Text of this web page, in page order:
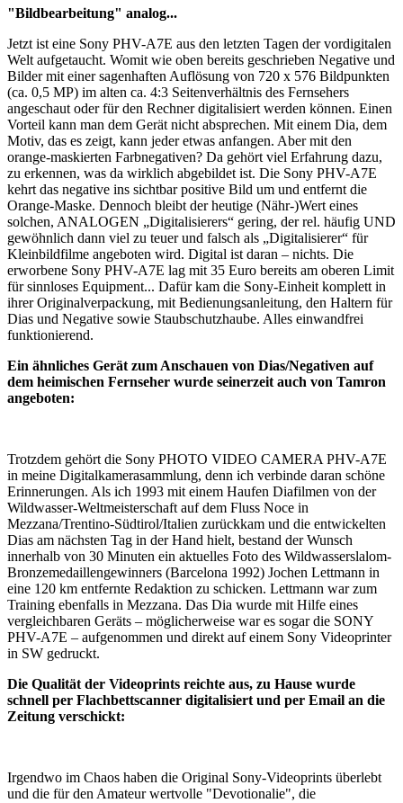
"Bildbearbeitung" analog...
Jetzt ist eine Sony PHV-A7E aus den letzten Tagen der vordigitalen
Welt aufgetaucht. Womit wie oben bereits geschrieben Negative und
Bilder mit einer sagenhaften Auflösung von 720 x 576 Bildpunkten
(ca. 0,5 MP) im alten ca. 4:3 Seitenverhältnis des Fernsehers
angeschaut oder für den Rechner digitalisiert werden können. Einen
Vorteil kann man dem Gerät nicht absprechen. Mit einem Dia, dem
Motiv, das es zeigt, kann jeder etwas anfangen. Aber mit den
orange-maskierten Farbnegativen? Da gehört viel Erfahrung dazu,
zu erkennen, was da wirklich abgebildet ist. Die Sony PHV-A7E
kehrt das negative ins sichtbar positive Bild um und entfernt die
Orange-Maske. Dennoch bleibt der heutige (Nähr-)Wert eines
solchen, ANALOGEN „Digitalisierers“ gering, der rel. häufig UND
gewöhnlich dann viel zu teuer und falsch als „Digitalisierer“ für
Kleinbildfilme angeboten wird. Digital ist daran – nichts. Die
erworbene Sony PHV-A7E lag mit 35 Euro bereits am oberen Limit
für sinnloses Equipment... Dafür kam die Sony-Einheit komplett in
ihrer Originalverpackung, mit Bedienungsanleitung, den Haltern für
Dias und Negative sowie Staubschutzhaube. Alles einwandfrei
funktionierend.
Ein ähnliches Gerät zum Anschauen von Dias/Negativen auf
dem heimischen Fernseher wurde seinerzeit auch von Tamron
angeboten:
Trotzdem gehört die Sony PHOTO VIDEO CAMERA PHV-A7E
in meine Digitalkamerasammlung, denn ich verbinde daran schöne
Erinnerungen. Als ich 1993 mit einem Haufen Diafilmen von der
Wildwasser-Weltmeisterschaft auf dem Fluss Noce in
Mezzana/Trentino-Südtirol/Italien zurückkam und die entwickelten
Dias am nächsten Tag in der Hand hielt, bestand der Wunsch
innerhalb von 30 Minuten ein aktuelles Foto des Wildwasserslalom-
Bronzemedaillengewinners (Barcelona 1992) Jochen Lettmann in
eine 120 km entfernte Redaktion zu schicken. Lettmann war zum
Training ebenfalls in Mezzana. Das Dia wurde mit Hilfe eines
vergleichbaren Geräts – möglicherweise war es sogar die SONY
PHV-A7E – aufgenommen und direkt auf einem Sony Videoprinter
in SW gedruckt.
Die Qualität der Videoprints reichte aus, zu Hause wurde
schnell per Flachbettscanner digitalisiert und per Email an die
Zeitung verschickt:
Irgendwo im Chaos haben die Original Sony-Videoprints überlebt
und die für den Amateur wertvolle "Devotionalie", die